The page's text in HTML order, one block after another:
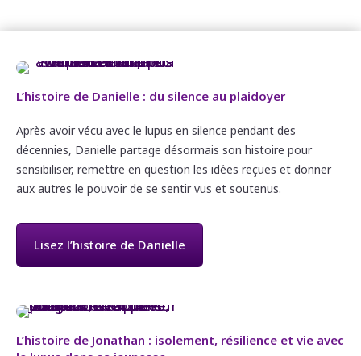
L’histoire de Danielle : du silence au plaidoyer
Après avoir vécu avec le lupus en silence pendant des
décennies, Danielle partage désormais son histoire pour
sensibiliser, remettre en question les idées reçues et donner
aux autres le pouvoir de se sentir vus et soutenus.
Lisez l’histoire de Danielle
L’histoire de Jonathan : isolement, résilience et vie avec